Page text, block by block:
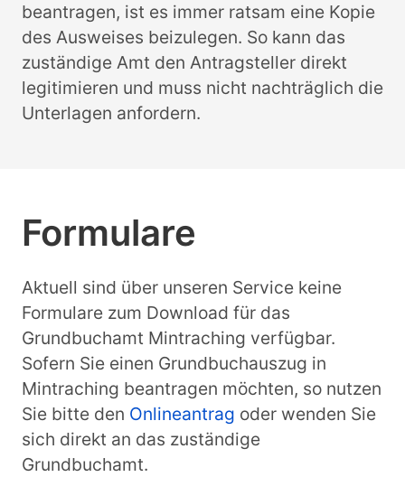
beantragen, ist es immer ratsam eine Kopie
des Ausweises beizulegen. So kann das
zuständige Amt den Antragsteller direkt
legitimieren und muss nicht nachträglich die
Unterlagen anfordern.
Formulare
Aktuell sind über unseren Service keine
Formulare zum Download für das
Grundbuchamt Mintraching verfügbar.
Sofern Sie einen Grundbuchauszug in
Mintraching beantragen möchten, so nutzen
Sie bitte den Onlineantrag oder wenden Sie
sich direkt an das zuständige
Grundbuchamt.